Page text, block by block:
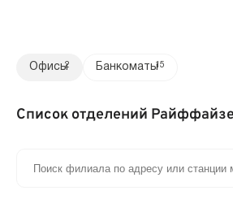
Офисы2 Банкоматы15
Список отделений